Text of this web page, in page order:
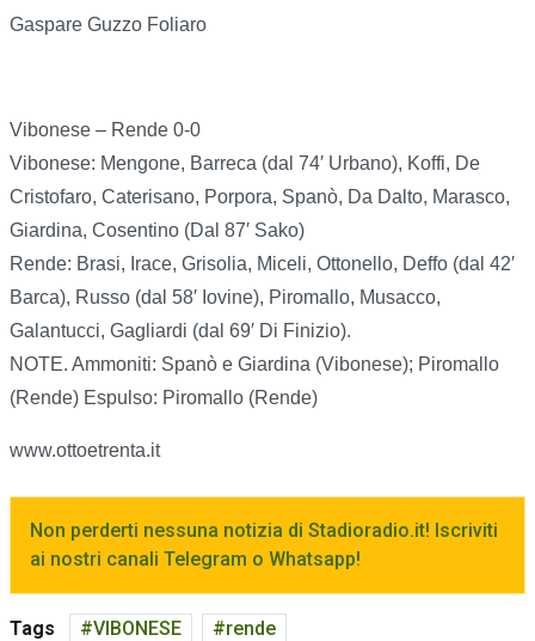
Gaspare Guzzo Foliaro
Vibonese – Rende 0-0
Vibonese: Mengone, Barreca (dal 74′ Urbano), Koffi, De
Cristofaro, Caterisano, Porpora, Spanò, Da Dalto, Marasco,
Giardina, Cosentino (Dal 87′ Sako)
Rende: Brasi, Irace, Grisolia, Miceli, Ottonello, Deffo (dal 42′
Barca), Russo (dal 58′ Iovine), Piromallo, Musacco,
Galantucci, Gagliardi (dal 69′ Di Finizio).
NOTE. Ammoniti: Spanò e Giardina (Vibonese); Piromallo
(Rende) Espulso: Piromallo (Rende)
www.ottoetrenta.it
Non perderti nessuna notizia di Stadioradio.it! Iscriviti
ai nostri canali Telegram o Whatsapp!
Tags VIBONESE rende